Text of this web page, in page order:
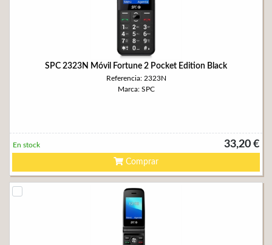
SPC 2323N Móvil Fortune 2 Pocket Edition Black
Referencia: 2323N
Marca: SPC
33,20 €
En stock
Comprar